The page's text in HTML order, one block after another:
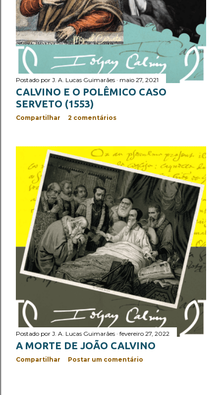
Postado por J. A. Lucas Guimarães maio 27, 2021
CALVINO E O POLÊMICO CASO
SERVETO (1553)
Compartilhar 2 comentários
Postado por J. A. Lucas Guimarães fevereiro 27, 2022
A MORTE DE JOÃO CALVINO
Compartilhar Postar um comentário